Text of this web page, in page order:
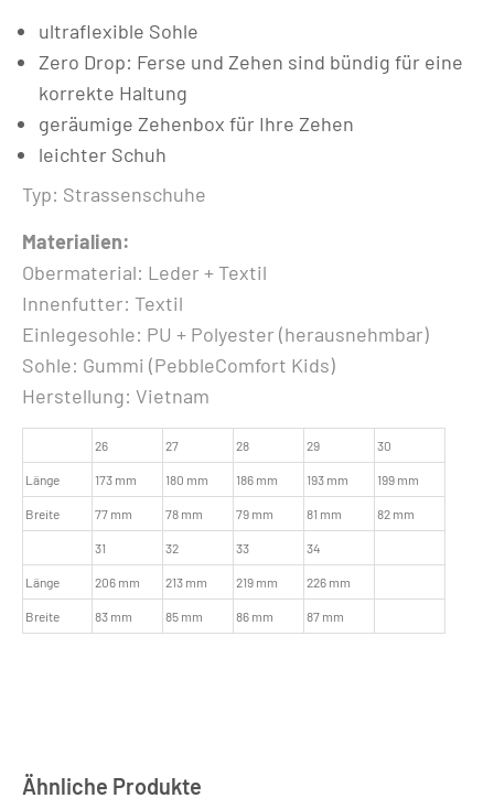
ultraflexible Sohle
Zero Drop: Ferse und Zehen sind bündig für eine
korrekte Haltung
geräumige Zehenbox für Ihre Zehen
leichter Schuh
Typ: Strassenschuhe
Materialien:
Obermaterial: Leder + Textil
Innenfutter: Textil
Einlegesohle: PU + Polyester (herausnehmbar)
Sohle: Gummi (PebbleComfort Kids)
Herstellung: Vietnam
26 27 28 29 30
Länge 173 mm 180 mm 186 mm 193 mm 199 mm
Breite 77 mm 78 mm 79 mm 81 mm 82 mm
31 32 33 34
Länge 206 mm 213 mm 219 mm 226 mm
Breite 83 mm 85 mm 86 mm 87 mm
Ähnliche Produkte